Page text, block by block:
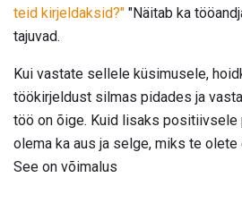
teid kirjeldaksid?" "Näitab ka
tajuvad.
Kui vastate sellele küsimusele,
töökirjeldust silmas pidades ja
töö on õige. Kuid lisaks
olema ka aus ja selge, miks te
See on võimalus